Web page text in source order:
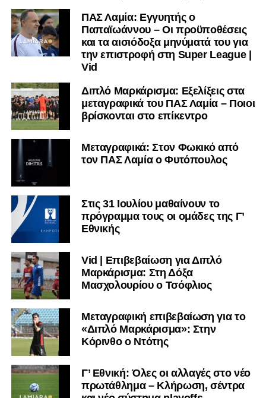
Η ανακοίνωση για τον Βασίλη Τρούμπουλο
«Ο Α.Ο. Σαρωνικός Αναβύσσου ανακοινώνει την
απόκτηση του ποδοσφαιριστή Βασίλη Τρούμπουλου.
2003), αγωνίζεται ως στόπερ και αμυντικός μέσος και την
περσινή σεζόν πραγματοποίησε γεμάτη χρονιά στη Γ’
Εθνική με τα χρώματα του ΠΑΣ Λαμία.
Στο παρελθόν αγωνίστηκε στην ΑΕΚ Β’, με την οποία
κατέγραψε 10 συμμετοχές στη Super League 2, καθώς
επίσης σε Εθνικό και Ζάκυνθο. Ξεκίνησε την καριέρα του
από τα τμήματα υποδομής του ΠΑΣ Λαμία, φτάνοντας
μέχρι την πρώτη ομάδα, με την οποία πραγματοποίησε
συμμετοχή στη Super League απέναντι στον Παναιτωλικό
στις 26 Σεπτεμβρίου 2021.
Καλωσορίζουμε τον Βασίλη στην οικογένεια του
Σαρωνικού και του ευχόμαστε υγεία και πολλές
επιτυχίες.»
Η ανακοίνωση για τον Χρυσόστομο Στάγκο
απόκτηση του τερματοφύλακα Χρυσόστομου Στάγκου.
ΠΑΣ Λαμία: Εγγυητής ο
Παπαϊωάννου – Οι προϋποθέσεις
και τα αισιόδοξα μηνύματά του για
την επιστροφή στη Super League |
Vid
Διπλό Μαρκάρισμα: Εξελίξεις στα
μεταγραφικά του ΠΑΣ Λαμία – Ποιοι
βρίσκονται στο επίκεντρο
Μεταγραφικά: Στον Φωκικό από
τον ΠΑΣ Λαμία ο Φυτόπουλος
Στις 31 Ιουλίου μαθαίνουν το
πρόγραμμα τους οι ομάδες της Γ’
Εθνικής
Vid | Επιβεβαίωση για Διπλό
Μαρκάρισμα: Στη Δόξα
Μασχολουρίου ο Τσόφλιος
Μεταγραφική επιβεβαίωση για το
«Διπλό Μαρκάρισμα»: Στην
Κόρινθο ο Ντότης
Γ’ Εθνική: Όλες οι αλλαγές στο νέο
πρωτάθλημα – Κλήρωση, σέντρα